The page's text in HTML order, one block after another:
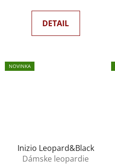
DETAIL
NOVINKA
Inizio Leopard&Black
Dámske leopardie